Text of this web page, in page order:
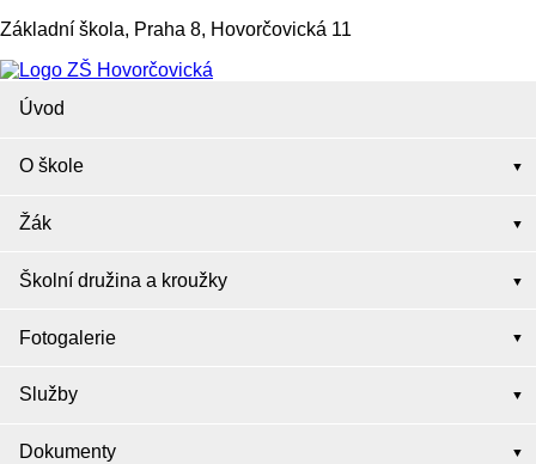
Základní škola, Praha 8, Hovorčovická 11
Úvod
O škole
Žák
Školní družina a kroužky
Fotogalerie
Služby
Dokumenty